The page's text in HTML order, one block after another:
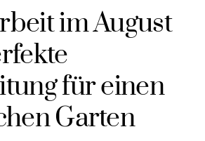
im August
für einen
Garten